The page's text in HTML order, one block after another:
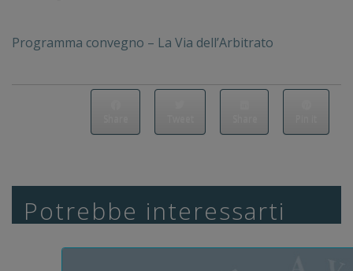
Programma convegno – La Via dell’Arbitrato
Potrebbe interessarti